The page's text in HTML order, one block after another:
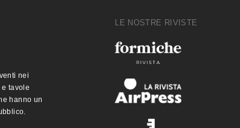
nei
tavole
hanno un
LE NOSTRE RIVISTE